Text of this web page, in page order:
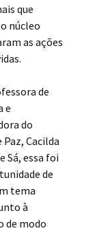
que
núcleo
as ações
de
e
do
Cacilda
Sá, essa foi
de
tema
à
de modo